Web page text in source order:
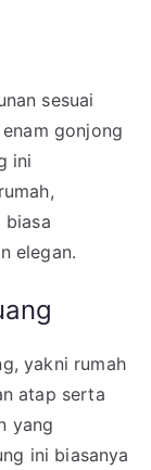
sesuai
gonjong
ini
biasa
elegan.
yakni rumah
atap serta
yang
ini biasanya